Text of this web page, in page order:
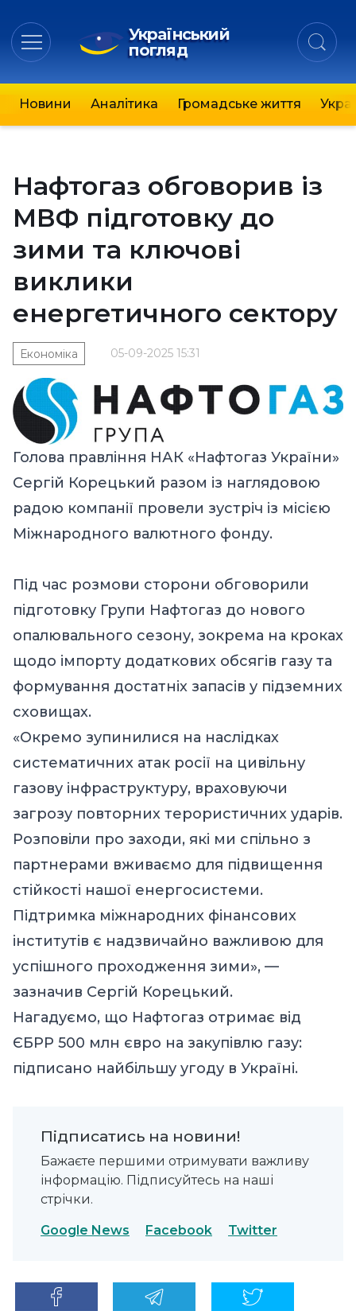
Український
погляд
Новини Аналітика Громадське життя
Нафтогаз обговорив із
МВФ підготовку до
зими та ключові
виклики
енергетичного сектору
05-09-2025 15:31
Економіка
Голова правління НАК «Нафтогаз України»
Сергій Корецький разом із наглядовою
радою компанії провели зустріч із місією
Міжнародного валютного фонду.
Під час розмови сторони обговорили
підготовку Групи Нафтогаз до нового
опалювального сезону, зокрема на кроках
щодо імпорту додаткових обсягів газу та
формування достатніх запасів у підземних
сховищах.
«Окремо зупинилися на наслідках
систематичних атак росії на цивільну
газову інфраструктуру, враховуючи
загрозу повторних терористичних ударів.
Розповіли про заходи, які ми спільно з
партнерами вживаємо для підвищення
стійкості нашої енергосистеми.
Підтримка міжнародних фінансових
інститутів є надзвичайно важливою для
успішного проходження зими», —
зазначив Сергій Корецький.
Нагадуємо, що Нафтогаз отримає від
ЄБРР 500 млн євро на закупівлю газу:
підписано найбільшу угоду в Україні.
Підписатись на новини!
Бажаєте першими отримувати важливу
інформацію. Підписуйтесь на наші
стрічки.
Google News Facebook Twitter